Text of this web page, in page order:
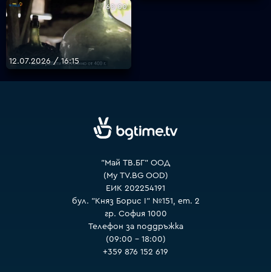
60:00
12.07.2026 / 16:15
"Май ТВ.БГ" ООД
(My TV.BG OOD)
ЕИК 202254191
бул. "Княз Борис I" №151, ет. 2
гр. София 1000
Телефон за поддръжка
(09:00 – 18:00)
+359 876 152 619